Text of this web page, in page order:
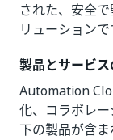
された、安全
リューションで
製品とサービ
Automation
化、コラボレ
下の製品が含ま